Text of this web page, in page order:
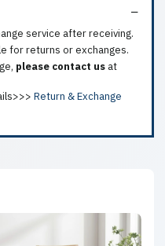
service after receiving.
for returns or exchanges.
please contact us at
Return & Exchange